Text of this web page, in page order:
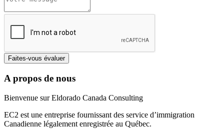
Faites-vous évaluer
A propos de nous
Bienvenue sur Eldorado Canada Consulting
EC2 est une entreprise fournissant des service d’immigration
Canadienne légalement enregistrée au Québec.